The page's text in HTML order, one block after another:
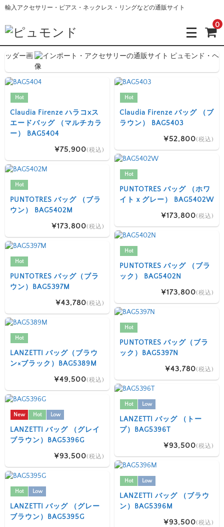
輸入アクセサリー・ピアス・ネックレス・リングなどの通販サイト
0
Hot
Claudia Firenze ハラコxス
エードバッグ （マルチカラ
ー） BAG5404
¥75,900(税込)
Hot
Claudia Firenze バッグ （ブ
ラウン） BAG5403
¥52,800(税込)
Hot
PUNTOTRES バッグ （ホワ
イトｘグレー） BAG5402W
¥173,800(税込)
Hot
PUNTOTRES バッグ （ブラ
ウン） BAG5402M
¥173,800(税込)
Hot
PUNTOTRES バッグ （ブラ
ック） BAG5402N
¥173,800(税込)
Hot
PUNTOTRES バッグ（ブラ
ウン）BAG5397M
¥43,780(税込)
Hot
PUNTOTRES バッグ（ブラ
ック）BAG5397N
¥43,780(税込)
Hot
LANZETTI バッグ（ブラウ
ン×ブラック）BAG5389M
¥49,500(税込)
Hot Low
LANZETTI バッグ （トー
プ）BAG5396T
¥93,500(税込)
New Hot Low
LANZETTI バッグ （グレイ
ブラウン）BAG5396G
¥93,500(税込)
Hot Low
LANZETTI バッグ （ブラウ
ン）BAG5396M
¥93,500(税込)
Hot Low
LANZETTI バッグ （グレー
ブラウン）BAG5395G